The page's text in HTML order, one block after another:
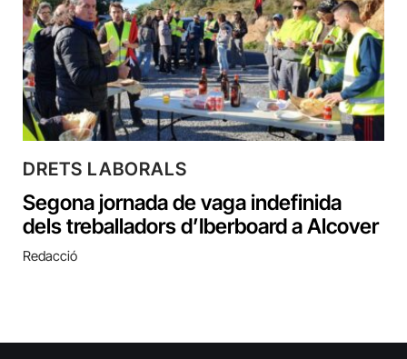
DRETS LABORALS
Segona jornada de vaga indefinida
dels treballadors d’Iberboard a Alcover
Redacció